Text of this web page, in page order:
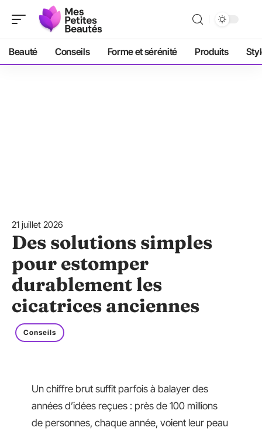
Beauté Conseils Forme et sérénité Produits
21 juillet 2026
Des solutions simples
pour estomper
durablement les
cicatrices anciennes
Conseils
Un chiffre brut suffit parfois à balayer des
années d’idées reçues : près de 100 millions
de personnes, chaque année, voient leur peau